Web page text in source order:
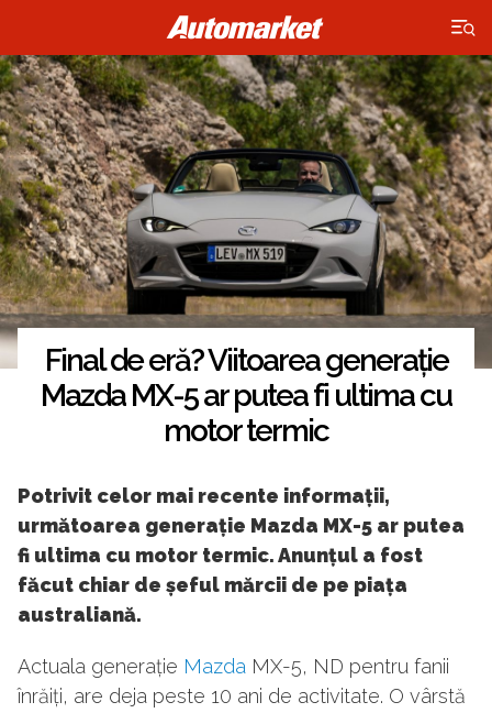
×
Final de eră? Viitoarea generație
Mazda MX-5 ar putea fi ultima cu
motor termic
Potrivit celor mai recente informații,
următoarea generație Mazda MX-5 ar putea
fi ultima cu motor termic. Anunțul a fost
făcut chiar de șeful mărcii de pe piața
australiană.
Actuala generație Mazda MX-5, ND pentru fanii
înrăiți, are deja peste 10 ani de activitate. O vârstă